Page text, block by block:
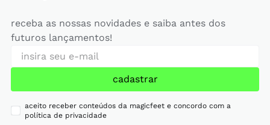
receba as nossas novidades e saiba antes dos
futuros lançamentos!
cadastrar
aceito receber conteúdos da magicfeet e concordo com a
política de privacidade